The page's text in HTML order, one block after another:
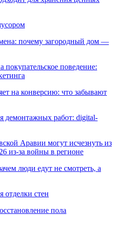
почему загородный дом —
покупательское поведение:
на конверсию: что забывают
демонтажных работ: digital-
Аравии могут исчезнуть из
из-за войны в регионе
люди едут не смотреть, а
отделки стен
пола